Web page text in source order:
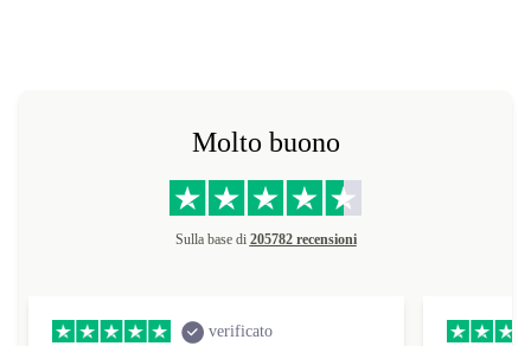
Molto buono
Sulla base di 205782 recensioni
verificato